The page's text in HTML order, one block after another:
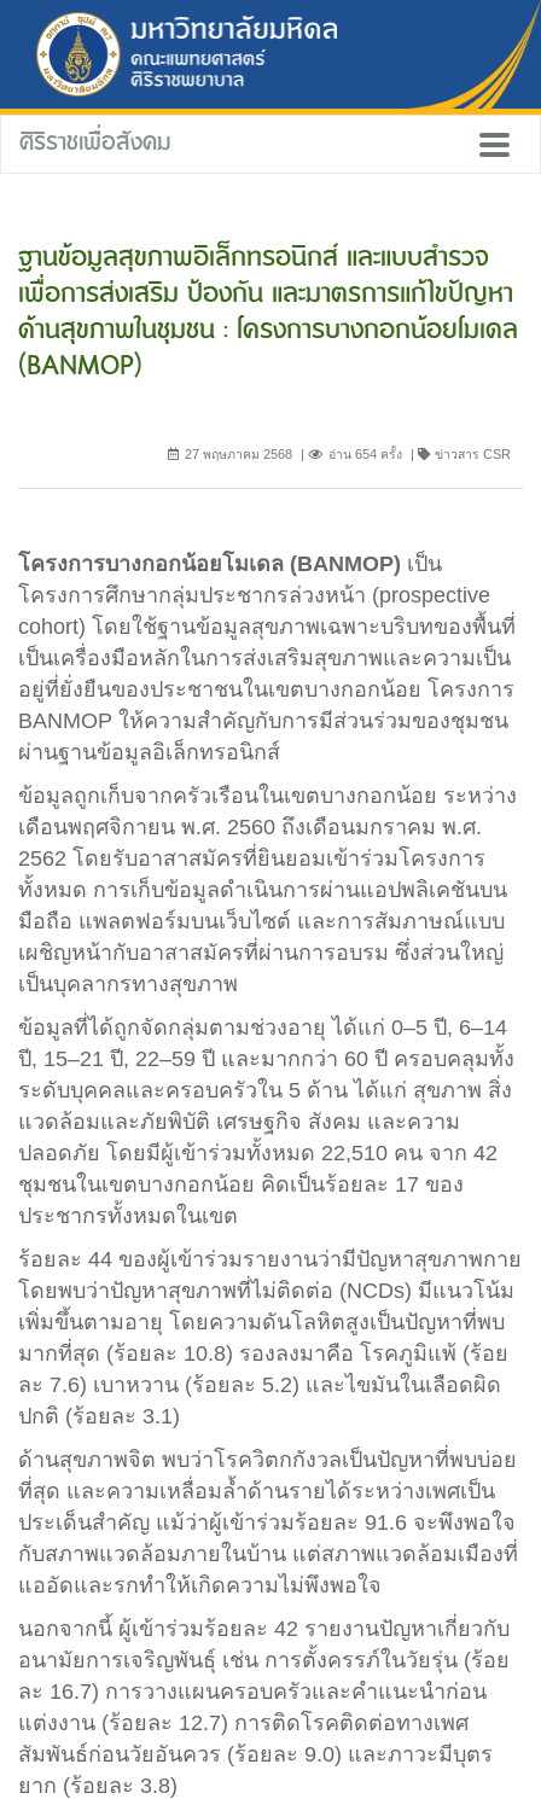
ศิริราชเพื่อสังคม
ฐานข้อมูลสุขภาพอิเล็กทรอนิกส์ และแบบสำรวจ
เพื่อการส่งเสริม ป้องกัน และมาตรการแก้ไขปัญหา
ด้านสุขภาพในชุมชน : โครงการบางกอกน้อยโมเดล
(BANMOP)
27 พฤษภาคม 2568 อ่าน 654 ครั้ง ข่าวสาร CSR
โครงการบางกอกน้อยโมเดล (BANMOP) เป็น
โครงการศึกษากลุ่มประชากรล่วงหน้า (prospective
cohort) โดยใช้ฐานข้อมูลสุขภาพเฉพาะบริบทของพื้นที่
เป็นเครื่องมือหลักในการส่งเสริมสุขภาพและความเป็น
อยู่ที่ยั่งยืนของประชาชนในเขตบางกอกน้อย โครงการ
BANMOP ให้ความสำคัญกับการมีส่วนร่วมของชุมชน
ผ่านฐานข้อมูลอิเล็กทรอนิกส์
ข้อมูลถูกเก็บจากครัวเรือนในเขตบางกอกน้อย ระหว่าง
เดือนพฤศจิกายน พ.ศ. 2560 ถึงเดือนมกราคม พ.ศ.
2562 โดยรับอาสาสมัครที่ยินยอมเข้าร่วมโครงการ
ทั้งหมด การเก็บข้อมูลดำเนินการผ่านแอปพลิเคชันบน
มือถือ แพลตฟอร์มบนเว็บไซต์ และการสัมภาษณ์แบบ
เผชิญหน้ากับอาสาสมัครที่ผ่านการอบรม ซึ่งส่วนใหญ่
เป็นบุคลากรทางสุขภาพ
ข้อมูลที่ได้ถูกจัดกลุ่มตามช่วงอายุ ได้แก่ 0–5 ปี, 6–14
ปี, 15–21 ปี, 22–59 ปี และมากกว่า 60 ปี ครอบคลุมทั้ง
ระดับบุคคลและครอบครัวใน 5 ด้าน ได้แก่ สุขภาพ สิ่ง
แวดล้อมและภัยพิบัติ เศรษฐกิจ สังคม และความ
ปลอดภัย โดยมีผู้เข้าร่วมทั้งหมด 22,510 คน จาก 42
ชุมชนในเขตบางกอกน้อย คิดเป็นร้อยละ 17 ของ
ประชากรทั้งหมดในเขต
ร้อยละ 44 ของผู้เข้าร่วมรายงานว่ามีปัญหาสุขภาพกาย
โดยพบว่าปัญหาสุขภาพที่ไม่ติดต่อ (NCDs) มีแนวโน้ม
เพิ่มขึ้นตามอายุ โดยความดันโลหิตสูงเป็นปัญหาที่พบ
มากที่สุด (ร้อยละ 10.8) รองลงมาคือ โรคภูมิแพ้ (ร้อย
ละ 7.6) เบาหวาน (ร้อยละ 5.2) และไขมันในเลือดผิด
ปกติ (ร้อยละ 3.1)
ด้านสุขภาพจิต พบว่าโรควิตกกังวลเป็นปัญหาที่พบบ่อย
ที่สุด และความเหลื่อมล้ำด้านรายได้ระหว่างเพศเป็น
ประเด็นสำคัญ แม้ว่าผู้เข้าร่วมร้อยละ 91.6 จะพึงพอใจ
กับสภาพแวดล้อมภายในบ้าน แต่สภาพแวดล้อมเมืองที่
แออัดและรกทำให้เกิดความไม่พึงพอใจ
นอกจากนี้ ผู้เข้าร่วมร้อยละ 42 รายงานปัญหาเกี่ยวกับ
อนามัยการเจริญพันธุ์ เช่น การตั้งครรภ์ในวัยรุ่น (ร้อย
ละ 16.7) การวางแผนครอบครัวและคำแนะนำก่อน
แต่งงาน (ร้อยละ 12.7) การติดโรคติดต่อทางเพศ
สัมพันธ์ก่อนวัยอันควร (ร้อยละ 9.0) และภาวะมีบุตร
ยาก (ร้อยละ 3.8)